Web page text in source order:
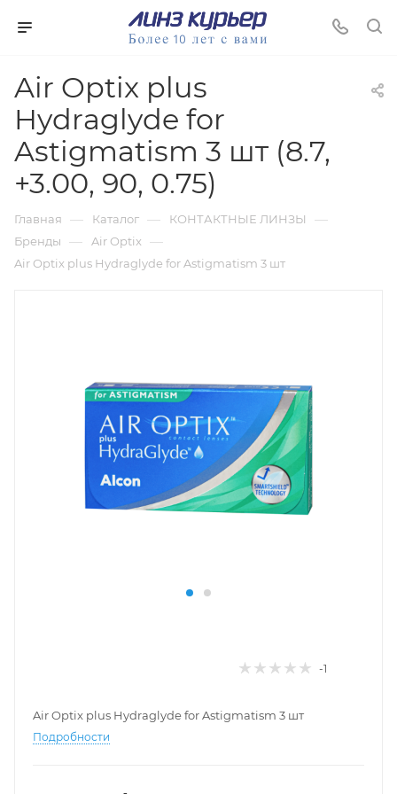
Air Optix plus
Hydraglyde for
Astigmatism 3 шт (8.7,
+3.00, 90, 0.75)
Главная — Каталог — КОНТАКТНЫЕ ЛИНЗЫ —
Бренды — Air Optix —
Air Optix plus Hydraglyde for Astigmatism 3 шт
-1
Air Optix plus Hydraglyde for Astigmatism 3 шт
Подробности